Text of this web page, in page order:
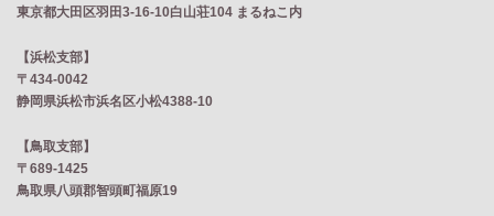
東京都大田区羽田3-16-10白山荘104 まるねこ内
【浜松支部】
〒434-0042
静岡県浜松市浜名区小松4388-10
【鳥取支部】
〒689-1425
鳥取県八頭郡智頭町福原19